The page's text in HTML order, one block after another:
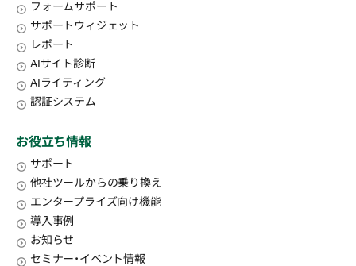
フォームサポート
サポートウィジェット
レポート
AIサイト診断
AIライティング
認証システム
お役立ち情報
サポート
他社ツールからの乗り換え
エンタープライズ向け機能
導入事例
お知らせ
セミナー・イベント情報